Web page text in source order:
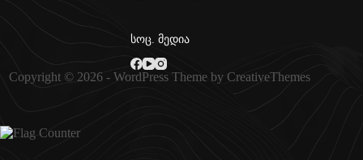
სოც. მედია
Copyright © 2026 - WordPress Theme by CreativeThemes